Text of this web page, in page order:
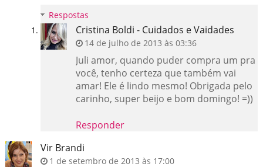
Respostas
Cristina Boldi - Cuidados e Vaidades
14 de julho de 2013 às 03:36
Juli amor, quando puder compra um pra
você, tenho certeza que também vai
amar! Ele é lindo mesmo! Obrigada pelo
carinho, super beijo e bom domingo! =))
Responder
Vir Brandi
1 de setembro de 2013 às 17:00